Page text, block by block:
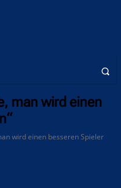
man wird einen
wird einen besseren Spieler